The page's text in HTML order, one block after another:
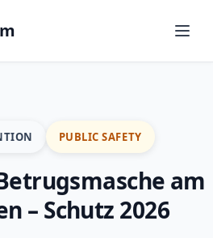
PUBLIC SAFETY
am
– Schutz 2026